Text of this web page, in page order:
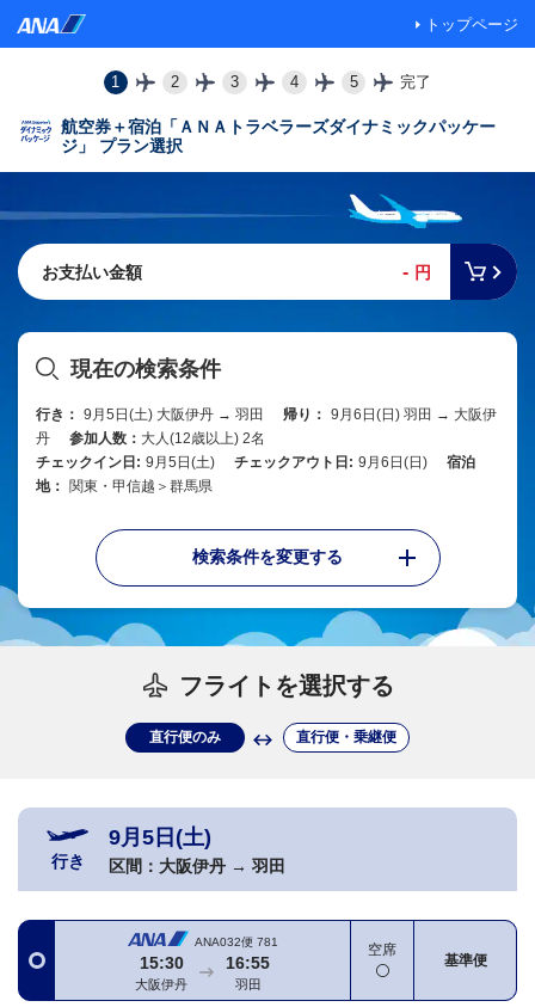
トップページ
1 2 3 4 5 完了
航空券＋宿泊「ＡＮＡトラベラーズダイナミックパッケー
ジ」 プラン選択
お支払い金額 - 円
現在の検索条件
行き： 9月5日(土) 大阪伊丹 → 羽田 帰り： 9月6日(日) 羽田 → 大阪伊
丹
参加人数： 大人(12歳以上) 2名
チェックイン日: 9月5日(土) チェックアウト日: 9月6日(日)
宿泊
地：
関東・甲信越＞群馬県
検索条件を変更する
フライトを選択する
直行便のみ 直行便・乗継便
行き
9月5日(土)
区間： 大阪伊丹 → 羽田
ANA032便 781
15:30
大阪伊丹
16:55
羽田
空席
基準便